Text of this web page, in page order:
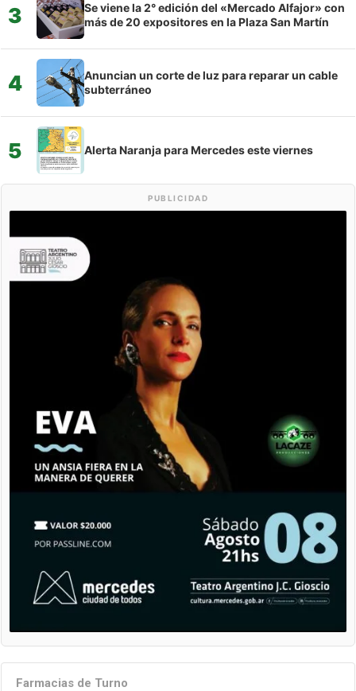
3
Se viene la 2° edición del «Mercado Alfajor» con
más de 20 expositores en la Plaza San Martín
4
Anuncian un corte de luz para reparar un cable
subterráneo
5 Alerta Naranja para Mercedes este viernes
PUBLICIDAD
Farmacias de Turno